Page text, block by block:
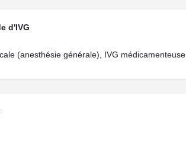
d'IVG
(anesthésie générale), IVG médicamenteuse